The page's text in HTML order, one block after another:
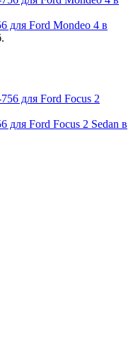
для Ford Mondeo 4 в
для Ford Focus 2 Sedan в